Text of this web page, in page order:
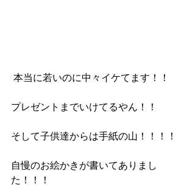
本当に若いのに中々イケてます！！
プレゼントまでいけてるやん！！
そして子供達からは手紙の山！！！！
自慢のお絵かきが書いてありまし
た！！！